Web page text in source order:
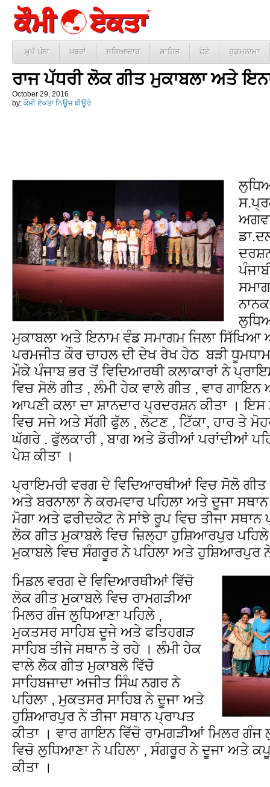
ਮੁਖੱ ਪੰਨਾ ਖ਼ਬਰਾਂ ਸਭਿਆਚਾਰ ਸਾਹਿਤ ਫੋਟੋ ਹੁਕਮਨਾਮਾ
ਰਾਜ ਪੱਧਰੀ ਲੋਕ ਗੀਤ ਮੁਕਾਬਲਾ ਅਤੇ
October 29, 2016
by: ਕੌਮੀ ਏਕਤਾ ਨਿਊਜ਼ ਬੀਊਰੋ
ਮੁਕਾਬਲਾ ਅਤੇ ਇਨਾਮ ਵੰਡ ਸਮਾਗਮ ਜਿਲਾ ਸਿੱਖਿਆ
ਪਰਮਜੀਤ ਕੌਰ ਚਾਹਲ ਦੀ ਦੇਖ ਰੇਖ ਹੇਠ ਬੜੀ
ਮੌਕੇ ਪੰਜਾਬ ਭਰ ਤੋਂ ਵਿਦਿਆਰਥੀ ਕਲਾਕਾਰਾਂ ਨੇ
ਵਿਚ ਸੋਲੋ ਗੀਤ , ਲੰਮੀ ਹੇਕ ਵਾਲੇ ਗੀਤ , ਵਾਰ ਗਾਇਨ
ਆਪਣੀ ਕਲਾ ਦਾ ਸ਼ਾਨਦਾਰ ਪ੍ਰਦਰਸ਼ਨ ਕੀਤਾ । ਇਸ
ਵਿਚ ਸਜੇ ਅਤੇ ਸੱਗੀ ਫੁੱਲ , ਲੋਟਣ , ਟਿੱਕਾ, ਹਾਰ ਤੇ
ਘੱਗਰੇ . ਫੁੱਲਕਾਰੀ , ਬਾਗ ਅਤੇ ਡੋਰੀਆਂ ਪਰਾਂਦੀਆਂ
ਪੇਸ਼ ਕੀਤਾ ।
ਪ੍ਰਾਇਮਰੀ ਵਰਗ ਦੇ ਵਿਦਿਆਰਥੀਆਂ ਵਿਚ ਸੋਲੋ ਗੀਤ
ਅਤੇ ਬਰਨਾਲਾ ਨੇ ਕਰਮਵਾਰ ਪਹਿਲਾ ਅਤੇ ਦੂਜਾ ਸਥਾਨ
ਮੋਗਾ ਅਤੇ ਫਰੀਦਕੋਟ ਨੇ ਸਾਂਝੇ ਰੂਪ ਵਿਚ ਤੀਜਾ ਸਥਾਨ
ਲੋਕ ਗੀਤ ਮੁਕਾਬਲੇ ਵਿਚ ਜ਼ਿਲ੍ਹਾ ਹੁਸ਼ਿਆਰਪੁਰ ਪਹਿਲੇ
ਮੁਕਾਬਲੇ ਵਿਚ ਸੰਗਰੂਰ ਨੇ ਪਹਿਲਾ ਅਤੇ ਹੁਸ਼ਿਆਰਪੁਰ
ਮਿਡਲ ਵਰਗ ਦੇ ਵਿਦਿਆਰਥੀਆਂ ਵਿੱਚੋ
ਲੋਕ ਗੀਤ ਮੁਕਾਬਲੇ ਵਿਚ ਰਾਮਗੜੀਆ
ਮਿਲਰ ਗੰਜ ਲੁਧਿਆਣਾ ਪਹਿਲੇ ,
ਮੁਕਤਸਰ ਸਾਹਿਬ ਦੂਜੇ ਅਤੇ ਫਤਿਹਗੜ
ਸਾਹਿਬ ਤੀਜੇ ਸਥਾਨ ਤੇ ਰਹੇ । ਲੰਮੀ ਹੇਕ
ਵਾਲੇ ਲੋਕ ਗੀਤ ਮੁਕਾਬਲੇ ਵਿੱਚੋ
ਸਾਹਿਬਜਾਦਾ ਅਜੀਤ ਸਿੰਘ ਨਗਰ ਨੇ
ਪਹਿਲਾ , ਮੁਕਤਸਰ ਸਾਹਿਬ ਨੇ ਦੂਜਾ ਅਤੇ
ਹੁਸ਼ਿਆਰਪੁਰ ਨੇ ਤੀਜਾ ਸਥਾਨ ਪ੍ਰਾਪਤ
ਕੀਤਾ । ਵਾਰ ਗਾਇਨ ਵਿੱਚੋ ਰਾਮਗੜੀਆਂ ਮਿਲਰ ਗੰਜ
ਵਿਚੋ ਲੁਧਿਆਣਾ ਨੇ ਪਹਿਲਾ , ਸੰਗਰੂਰ ਨੇ ਦੂਜਾ ਅਤੇ
ਕੀਤਾ ।